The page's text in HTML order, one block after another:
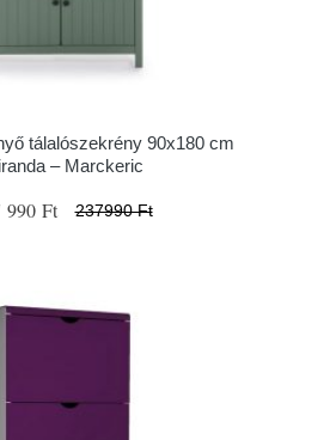
tálalószekrény 90x180 cm
– Marckeric
990 Ft 237990 Ft